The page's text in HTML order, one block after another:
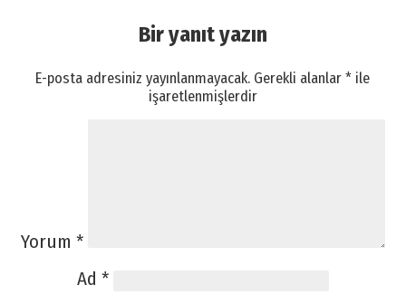
Bir yanıt yazın
E-posta adresiniz yayınlanmayacak. Gerekli alanlar* ile
işaretlenmişlerdir
Yorum *
Ad *